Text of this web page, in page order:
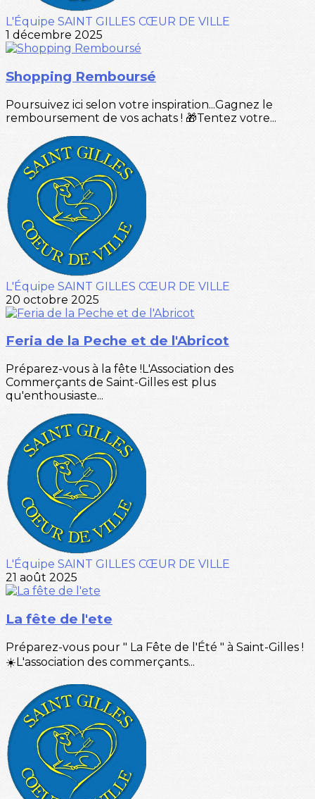
L'Équipe SAINT GILLES CŒUR DE VILLE
1 décembre 2025
Shopping Remboursé
Poursuivez ici selon votre inspiration...Gagnez le
remboursement de vos achats ! 🎁Tentez votre...
L'Équipe SAINT GILLES CŒUR DE VILLE
20 octobre 2025
Feria de la Peche et de l'Abricot
Préparez-vous à la fête !L'Association des
Commerçants de Saint-Gilles est plus
qu'enthousiaste...
L'Équipe SAINT GILLES CŒUR DE VILLE
21 août 2025
La fête de l'ete
Préparez-vous pour " La Fête de l'Été " à Saint-Gilles !
☀️L'association des commerçants...